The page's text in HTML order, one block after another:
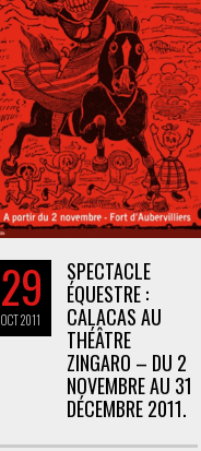
29
OCT2011
SPECTACLE
ÉQUESTRE :
CALACAS AU
THÉÂTRE
ZINGARO – DU 2
NOVEMBRE AU 31
DÉCEMBRE 2011.